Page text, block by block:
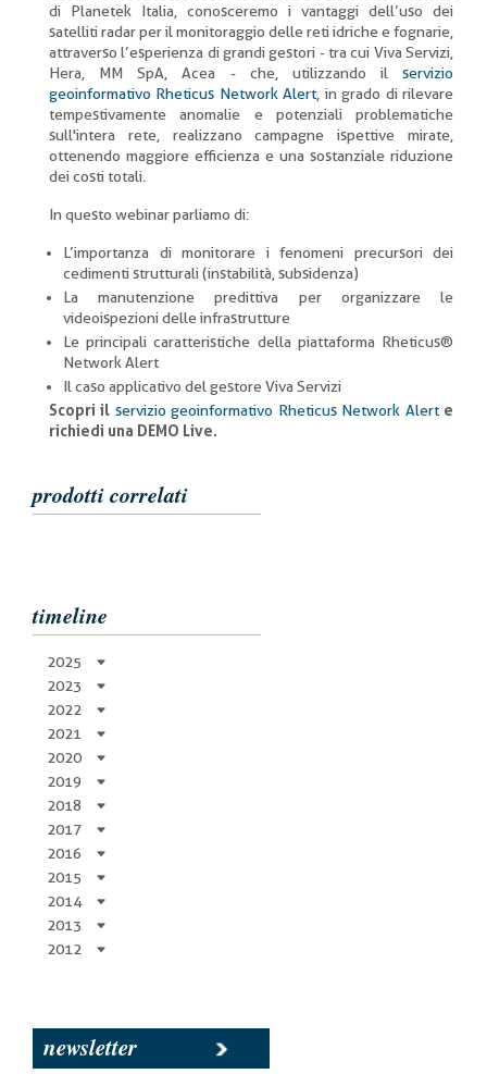
di Planetek Italia, conosceremo i vantaggi dell’uso dei
satelliti radar per il monitoraggio delle reti idriche e fognarie,
attraverso l’esperienza di grandi gestori - tra cui Viva Servizi,
Hera, MM SpA, Acea - che, utilizzando il servizio
geoinformativo Rheticus Network Alert , in grado di rilevare
tempestivamente anomalie e potenziali problematiche
sull'intera rete, realizzano campagne ispettive mirate,
ottenendo maggiore efficienza e una sostanziale riduzione
dei costi totali.
In questo webinar parliamo di:
L’importanza di monitorare i fenomeni precursori dei
cedimenti strutturali (instabilità, subsidenza)
La manutenzione predittiva per organizzare le
videoispezioni delle infrastrutture
Le principali caratteristiche della piattaforma Rheticus®
Network Alert
Il caso applicativo del gestore Viva Servizi
Scopri il servizio geoinformativo Rheticus Network Alerte
richiedi una DEMO Live.
prodotti correlati
timeline
2025
2023
2022
2021
2020
2019
2018
2017
2016
2015
2014
2013
2012
newsletter